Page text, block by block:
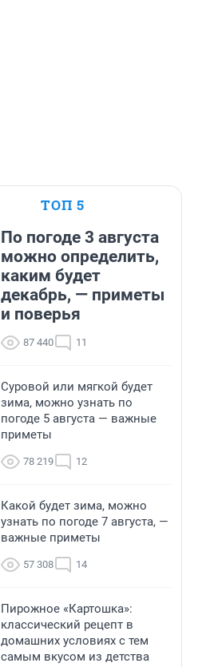
ТОП 5
По погоде 3 августа
можно определить,
каким будет
декабрь, — приметы
и поверья
87 440 11
Суровой или мягкой будет
зима, можно узнать по
погоде 5 августа — важные
приметы
78 219 12
Какой будет зима, можно
узнать по погоде 7 августа, —
важные приметы
57 308 14
Пирожное «Картошка»:
классический рецепт в
домашних условиях с тем
самым вкусом из детства